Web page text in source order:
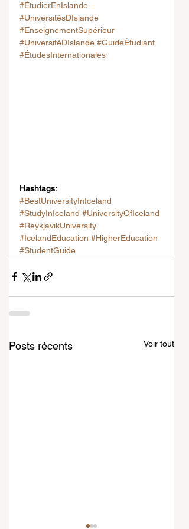
#ÉtudierEnIslande
#UniversitésDIslande
#EnseignementSupérieur
#UniversitéDIslande #GuideÉtudiant
#ÉtudesInternationales
Hashtags:
#BestUniversityInIceland
#StudyInIceland #UniversityOfIceland
#ReykjavikUniversity
#IcelandEducation #HigherEducation
#StudentGuide
Posts récents Voir tout